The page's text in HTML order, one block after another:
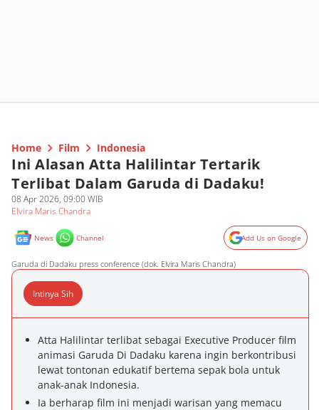
Home Film Indonesia
Ini Alasan Atta Halilintar Tertarik
Terlibat Dalam Garuda di Dadaku!
08 Apr 2026, 09:00 WIB
Elvira Maris Chandra
News Channel Add Us on Google
Garuda di Dadaku press conference (dok. Elvira Maris Chandra)
Intinya Sih
Atta Halilintar terlibat sebagai Executive Producer film
animasi Garuda Di Dadaku karena ingin berkontribusi
lewat tontonan edukatif bertema sepak bola untuk
anak-anak Indonesia.
Ia berharap film ini menjadi warisan yang memacu